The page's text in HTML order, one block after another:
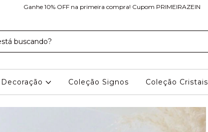
Ganhe 10% OFF na primeira compra! Cupom PRIMEIRAZEIN
Decoração Coleção Signos Coleção Cristais